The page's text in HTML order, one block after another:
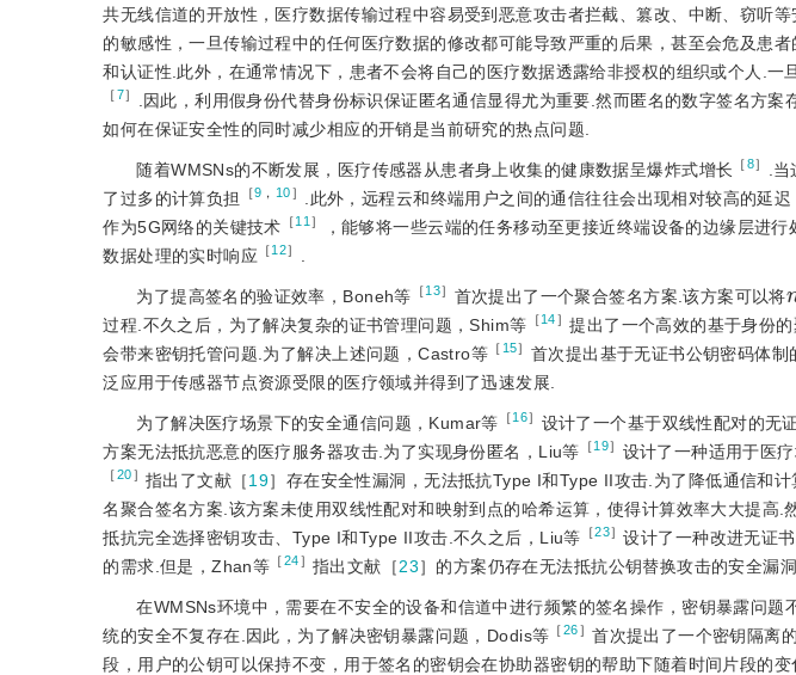
共无线信道的开放性，医疗数据传输过程中容易受到恶意攻击者拦截、篡改、中断、窃听等
的敏感性，一旦传输过程中的任何医疗数据的修改都可能导致严重的后果，甚至会危及患
和认证性.此外，在通常情况下，患者不会将自己的医疗数据透露给非授权的组织或个人.一
［7］
.因此，利用假身份代替身份标识保证匿名通信显得尤为重要.然而匿名的数字签名方案
如何在保证安全性的同时减少相应的开销是当前研究的热点问题.
随着WMSNs的不断发展，医疗传感器从患者身上收集的健康数据呈爆炸式增长 ［8］
.
了过多的计算负担
［9 ， 10］
.此外，远程云和终端用户之间的通信往往会出现相对较高的延
作为5G网络的关键技术 ［11 ］
，能够将一些云端的任务移动至更接近终端设备的边缘层进
数据处理的实时响应 ［12］
为了提高签名的验证效率，Boneh等 ［13］ 首次提出了一个聚合签名方案.该方案可以将
过程.不久之后，为了解决复杂的证书管理问题，Shim等 ［14］提出了一个高效的基于身份
会带来密钥托管问题.为了解决上述问题，Castro等 ［ 15］ 首次提出基于无证书公钥密码体
泛应用于传感器节点资源受限的医疗领域并得到了迅速发展.
为了解决医疗场景下的安全通信问题，Kumar等 ［16］ 设计了一个基于双线性配对的无
方案无法抵抗恶意的医疗服务器攻击.为了实现身份匿名，Liu等 ［19］ 设计了一种适用于医
［20］ 指出了文献［19］存在安全性漏洞，无法抵抗Type I和Type II攻击.为了降低通信和
名聚合签名方案.该方案未使用双线性配对和映射到点的哈希运算，使得计算效率大大提高.
抵抗完全选择密钥攻击、Type I和Type II攻击.不久之后，Liu等 ［23］ 设计了一种改进无证
的需求.但是，Zhan等 ［24］ 指出文献［23］的方案仍存在无法抵抗公钥替换攻击的安全漏洞.
在WMSNs环境中，需要在不安全的设备和信道中进行频繁的签名操作，密钥暴露问题
统的安全不复存在.因此，为了解决密钥暴露问题，Dodis等 ［26］首次提出了一个密钥隔离
段，用户的公钥可以保持不变，用于签名的密钥会在协助器密钥的帮助下随着时间片段的